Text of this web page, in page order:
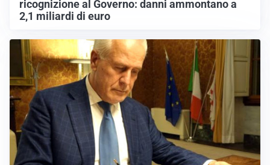
ricognizione al Governo: danni ammontano a
2,1 miliardi di euro